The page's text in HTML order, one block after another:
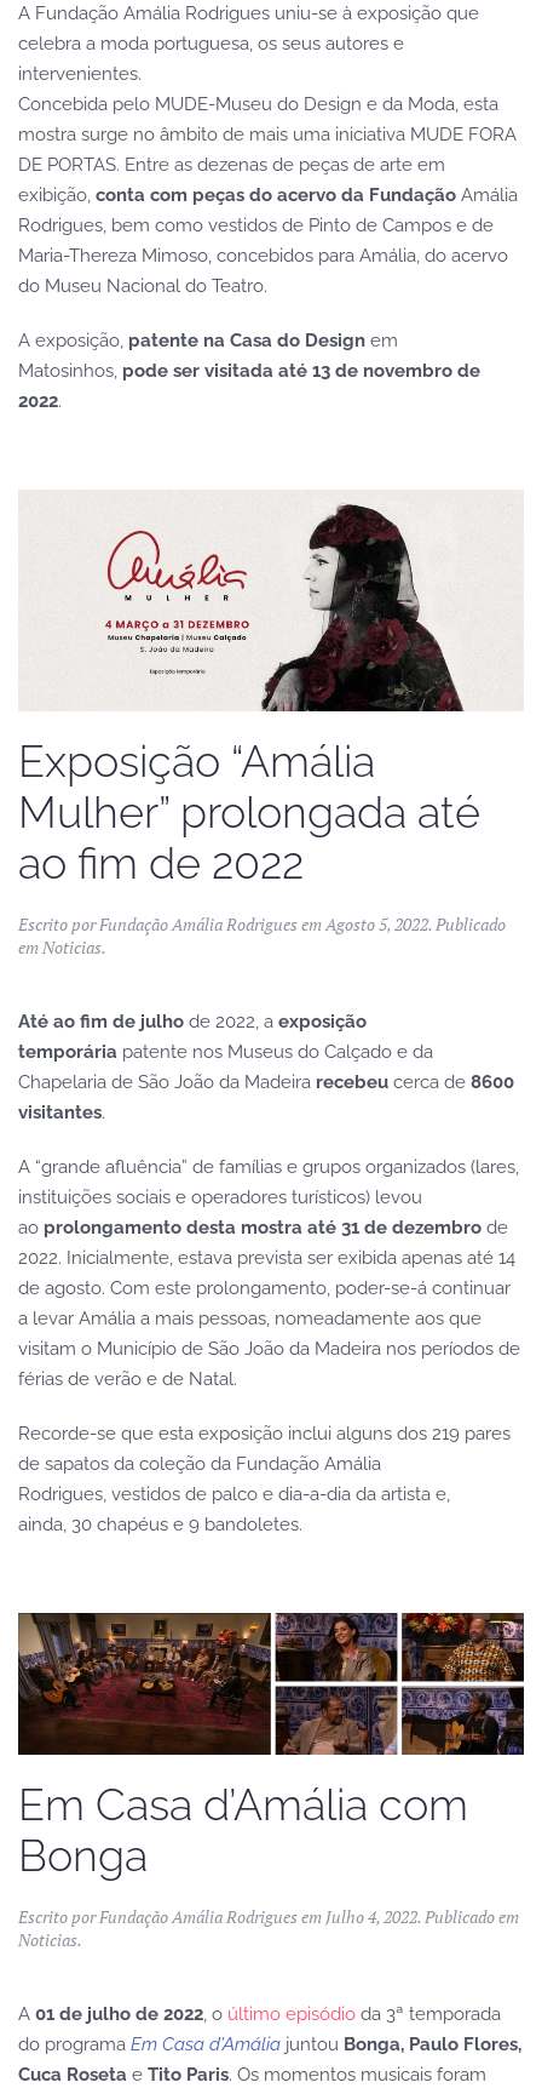
A Fundação Amália Rodrigues uniu-se à exposição que
celebra a moda portuguesa, os seus autores e
intervenientes.
Concebida pelo MUDE-Museu do Design e da Moda, esta
mostra surge no âmbito de mais uma iniciativa MUDE FORA
DE PORTAS. Entre as dezenas de peças de arte em
exibição, conta com peças do acervo da Fundação Amália
Rodrigues, bem como vestidos de Pinto de Campos e de
Maria-Thereza Mimoso, concebidos para Amália, do acervo
do Museu Nacional do Teatro.
A exposição, patente na Casa do Design em
Matosinhos, pode ser visitada até 13 de novembro de
2022.
Exposição “Amália
Mulher” prolongada até
ao fim de 2022
Escrito porFundação Amália RodriguesemAgosto 5, 2022. Publicado
emNoticias.
Até ao fim de julho de 2022, a exposição
temporária patente nos Museus do Calçado e da
Chapelaria de São João da Madeira recebeu cerca de 8600
visitantes.
A “grande afluência” de famílias e grupos organizados (lares,
instituições sociais e operadores turísticos) levou
ao prolongamento desta mostra até 31 de dezembro de
2022. Inicialmente, estava prevista ser exibida apenas até 14
de agosto. Com este prolongamento, poder-se-á continuar
a levar Amália a mais pessoas, nomeadamente aos que
visitam o Município de São João da Madeira nos períodos de
férias de verão e de Natal.
Recorde-se que esta exposição inclui alguns dos 219 pares
de sapatos da coleção da Fundação Amália
Rodrigues, vestidos de palco e dia-a-dia da artista e,
ainda, 30 chapéus e 9 bandoletes.
Em Casa d’Amália com
Bonga
Escrito porFundação Amália Rodriguesem Julho 4, 2022. Publicado em
Noticias.
A 01 de julho de 2022, o último episódio da 3ª temporada
do programa Em Casa d’Amália juntou Bonga, Paulo Flores,
Cuca Roseta e Tito Paris. Os momentos musicais foram